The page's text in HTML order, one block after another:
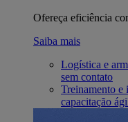
Ofereça eficiência
Saiba mais
Logística e
sem contato
Treinamento e
capacitação